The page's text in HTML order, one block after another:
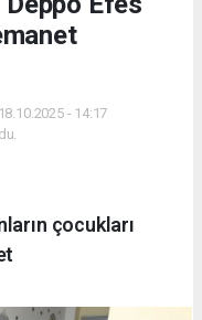
- 14:17
çocukları